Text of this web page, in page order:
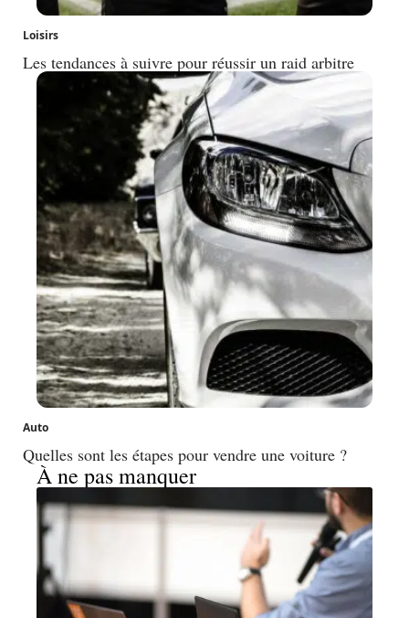
Loisirs
Les tendances à suivre pour réussir un raid arbitre
Auto
Quelles sont les étapes pour vendre une voiture ?
À ne pas manquer